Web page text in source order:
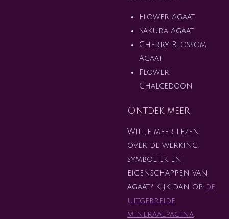
Flower Agaat
Sakura Agaat
Cherry Blossom
Agaat
Flower
Chalcedoon
Ontdek meer
Wil je meer lezen
over de werking,
symboliek en
eigenschappen van
agaat? Kijk dan op de
uitgebreide
mineraalpagina.